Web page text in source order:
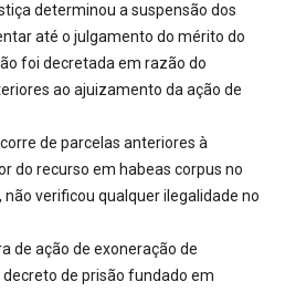
determinou a suspensão dos
até o julgamento do mérito do
foi decretada em razão do
ao ajuizamento da ação de
de parcelas anteriores à
do recurso em habeas corpus no
verificou qualquer ilegalidade no
de ação de exoneração de
de prisão fundado em